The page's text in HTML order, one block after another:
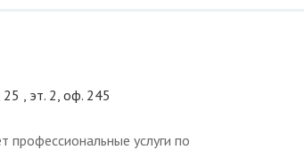
25 , эт. 2, оф. 245
профессиональные услуги по